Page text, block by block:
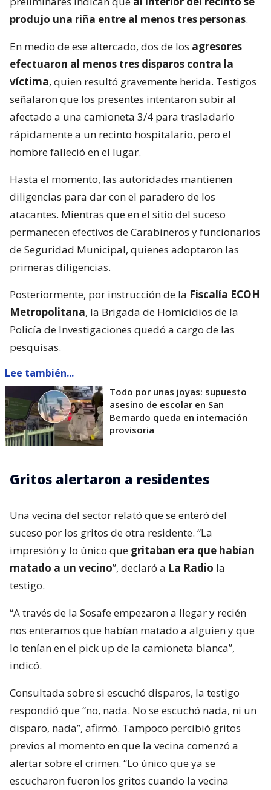
produjo una riña entre al menos tres personas.
En medio de ese altercado, dos de los agresores
efectuaron al menos tres disparos contra la
víctima, quien resultó gravemente herida. Testigos
señalaron que los presentes intentaron subir al
afectado a una camioneta 3/4 para trasladarlo
rápidamente a un recinto hospitalario, pero el
hombre falleció en el lugar.
Hasta el momento, las autoridades mantienen
diligencias para dar con el paradero de los
atacantes. Mientras que en el sitio del suceso
permanecen efectivos de Carabineros y funcionarios
de Seguridad Municipal, quienes adoptaron las
primeras diligencias.
Posteriormente, por instrucción de la Fiscalía ECOH
Metropolitana, la Brigada de Homicidios de la
Policía de Investigaciones quedó a cargo de las
pesquisas.
Lee también...
Todo por unas joyas: supuesto
asesino de escolar en San
Bernardo queda en internación
provisoria
Gritos alertaron a residentes
Una vecina del sector relató que se enteró del
suceso por los gritos de otra residente. “La
impresión y lo único que gritaban era que habían
matado a un vecino”, declaró a La Radio la
testigo.
“A través de la Sosafe empezaron a llegar y recién
nos enteramos que habían matado a alguien y que
lo tenían en el pick up de la camioneta blanca”,
indicó.
Consultada sobre si escuchó disparos, la testigo
respondió que “no, nada. No se escuchó nada, ni un
disparo, nada”, afirmó. Tampoco percibió gritos
previos al momento en que la vecina comenzó a
alertar sobre el crimen. “Lo único que ya se
escucharon fueron los gritos cuando la vecina